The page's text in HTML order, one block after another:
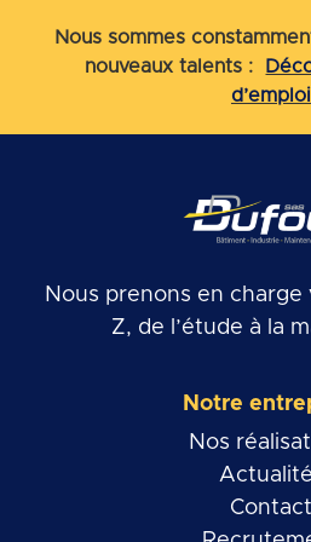
Nous sommes
nouveaux talents :
d’emploi
Nous prenons en
Z, de l’étude à la
Notre
Nos
Contact